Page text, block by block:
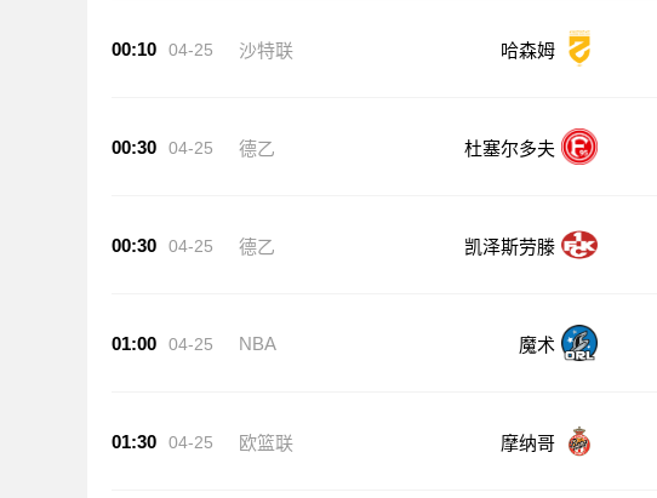
00:10 04-25 沙特联 哈森姆
00:30 04-25 德乙 杜塞尔多夫
00:30 04-25 德乙 凯泽斯劳滕
01:00 04-25 NBA 魔术
01:30 04-25 欧篮联 摩纳哥